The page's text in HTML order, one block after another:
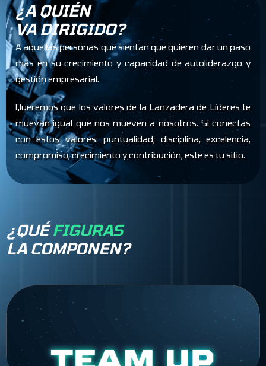
¿A QUIÉN
VA DIRIGIDO?
A aquellas personas que sientan que quieren dar un paso
más en su crecimiento y capacidad de autoliderazgo y
gestión empresarial.
Queremos que los valores de la Lanzadera de Líderes te
muevan igual que nos mueven a nosotros. Si conectas
con estos valores: puntualidad, disciplina, excelencia,
compromiso, crecimiento y contribución, este es tu sitio.
¿QUÉFIGURAS
LA COMPONEN?